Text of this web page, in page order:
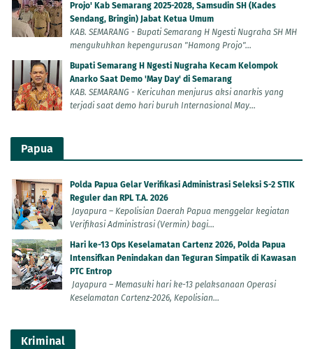
Projo' Kab Semarang 2025-2028, Samsudin SH (Kades
Sendang, Bringin) Jabat Ketua Umum
KAB. SEMARANG - Bupati Semarang H Ngesti Nugraha SH MH
mengukuhkan kepengurusan "Hamong Projo"...
Bupati Semarang H Ngesti Nugraha Kecam Kelompok
Anarko Saat Demo 'May Day' di Semarang
KAB. SEMARANG - Kericuhan menjurus aksi anarkis yang
terjadi saat demo hari buruh Internasional May...
Papua
Polda Papua Gelar Verifikasi Administrasi Seleksi S-2 STIK
Reguler dan RPL T.A. 2026
Jayapura – Kepolisian Daerah Papua menggelar kegiatan
Verifikasi Administrasi (Vermin) bagi...
Hari ke-13 Ops Keselamatan Cartenz 2026, Polda Papua
Intensifkan Penindakan dan Teguran Simpatik di Kawasan
PTC Entrop
Jayapura – Memasuki hari ke-13 pelaksanaan Operasi
Keselamatan Cartenz-2026, Kepolisian...
Kriminal